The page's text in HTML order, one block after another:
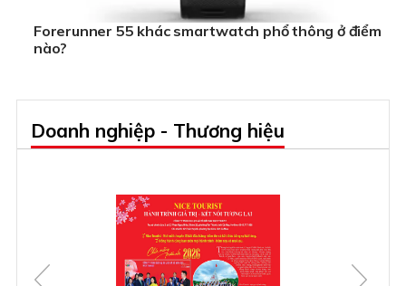
Forerunner 55 khác smartwatch phổ thông ở điểm
nào?
Doanh nghiệp - Thương hiệu